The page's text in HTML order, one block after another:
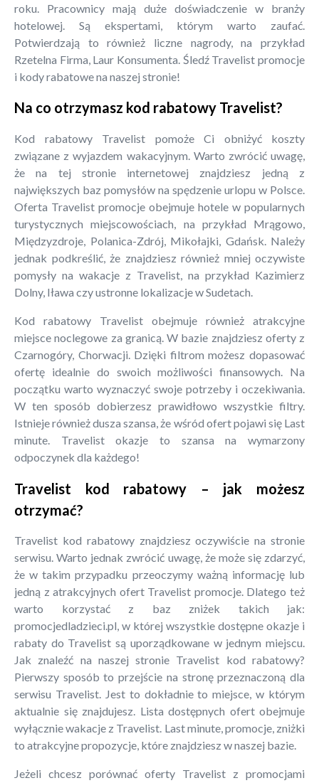
roku. Pracownicy mają duże doświadczenie w branży
hotelowej. Są ekspertami, którym warto zaufać.
Potwierdzają to również liczne nagrody, na przykład
Rzetelna Firma, Laur Konsumenta. Śledź Travelist promocje
i kody rabatowe na naszej stronie!
Na co otrzymasz kod rabatowy Travelist?
Kod rabatowy Travelist pomoże Ci obniżyć koszty
związane z wyjazdem wakacyjnym. Warto zwrócić uwagę,
że na tej stronie internetowej znajdziesz jedną z
największych baz pomysłów na spędzenie urlopu w Polsce.
Oferta Travelist promocje obejmuje hotele w popularnych
turystycznych miejscowościach, na przykład Mrągowo,
Międzyzdroje, Polanica-Zdrój, Mikołajki, Gdańsk. Należy
jednak podkreślić, że znajdziesz również mniej oczywiste
pomysły na wakacje z Travelist, na przykład Kazimierz
Dolny, Iława czy ustronne lokalizacje w Sudetach.
Kod rabatowy Travelist obejmuje również atrakcyjne
miejsce noclegowe za granicą. W bazie znajdziesz oferty z
Czarnogóry, Chorwacji. Dzięki filtrom możesz dopasować
ofertę idealnie do swoich możliwości finansowych. Na
początku warto wyznaczyć swoje potrzeby i oczekiwania.
W ten sposób dobierzesz prawidłowo wszystkie filtry.
Istnieje również dusza szansa, że wśród ofert pojawi się Last
minute. Travelist okazje to szansa na wymarzony
odpoczynek dla każdego!
Travelist kod rabatowy – jak możesz
otrzymać?
Travelist kod rabatowy znajdziesz oczywiście na stronie
serwisu. Warto jednak zwrócić uwagę, że może się zdarzyć,
że w takim przypadku przeoczymy ważną informację lub
jedną z atrakcyjnych ofert Travelist promocje. Dlatego też
warto korzystać z baz zniżek takich jak:
promocjedladzieci.pl, w której wszystkie dostępne okazje i
rabaty do Travelist są uporządkowane w jednym miejscu.
Jak znaleźć na naszej stronie Travelist kod rabatowy?
Pierwszy sposób to przejście na stronę przeznaczoną dla
serwisu Travelist. Jest to dokładnie to miejsce, w którym
aktualnie się znajdujesz. Lista dostępnych ofert obejmuje
wyłącznie wakacje z Travelist. Last minute, promocje, zniżki
to atrakcyjne propozycje, które znajdziesz w naszej bazie.
Jeżeli chcesz porównać oferty Travelist z promocjami